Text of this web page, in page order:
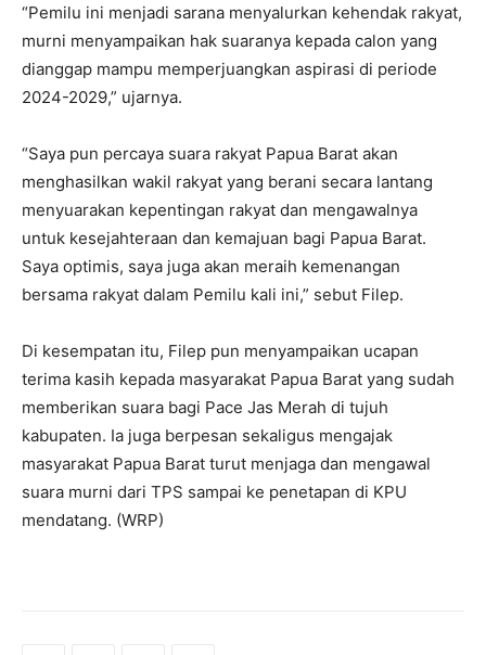
“Pemilu ini menjadi sarana menyalurkan kehendak rakyat,
murni menyampaikan hak suaranya kepada calon yang
dianggap mampu memperjuangkan aspirasi di periode
2024-2029,” ujarnya.
“Saya pun percaya suara rakyat Papua Barat akan
menghasilkan wakil rakyat yang berani secara lantang
menyuarakan kepentingan rakyat dan mengawalnya
untuk kesejahteraan dan kemajuan bagi Papua Barat.
Saya optimis, saya juga akan meraih kemenangan
bersama rakyat dalam Pemilu kali ini,” sebut Filep.
Di kesempatan itu, Filep pun menyampaikan ucapan
terima kasih kepada masyarakat Papua Barat yang sudah
memberikan suara bagi Pace Jas Merah di tujuh
kabupaten. Ia juga berpesan sekaligus mengajak
masyarakat Papua Barat turut menjaga dan mengawal
suara murni dari TPS sampai ke penetapan di KPU
mendatang. (WRP)